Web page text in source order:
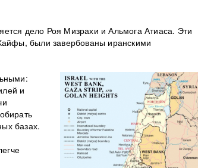
дело Роя Мизрахи и Альмога Атиаса. Эти
были завербованы иранскими
и
базах.